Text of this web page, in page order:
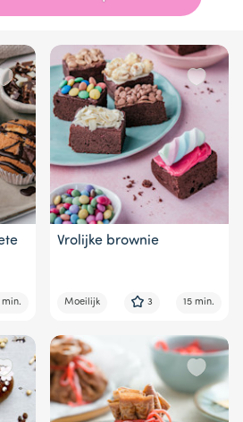
min.
Vrolijke brownie
Moeilijk 3 15 min.